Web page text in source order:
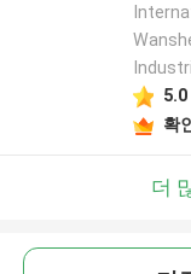
5.0
확
더